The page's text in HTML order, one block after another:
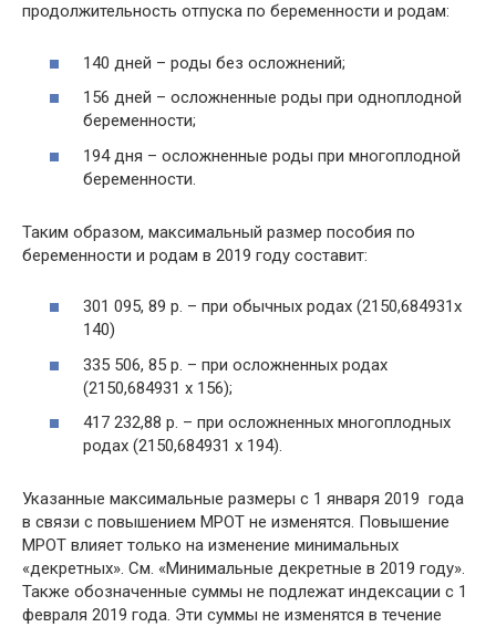
продолжительность отпуска по беременности и родам:
140 дней – роды без осложнений;
156 дней – осложненные роды при одноплодной
беременности;
194 дня – осложненные роды при многоплодной
беременности.
Таким образом, максимальный размер пособия по
беременности и родам в 2019 году составит:
301 095, 89 р. – при обычных родах (2150,684931x
140)
335 506, 85 р. – при осложненных родах
(2150,684931 x 156);
417 232,88 р. – при осложненных многоплодных
родах (2150,684931 x 194).
Указанные максимальные размеры с 1 января 2019 года
в связи с повышением МРОТ не изменятся. Повышение
МРОТ влияет только на изменение минимальных
«декретных». См. «Минимальные декретные в 2019 году».
Также обозначенные суммы не подлежат индексации с 1
февраля 2019 года. Эти суммы не изменятся в течение